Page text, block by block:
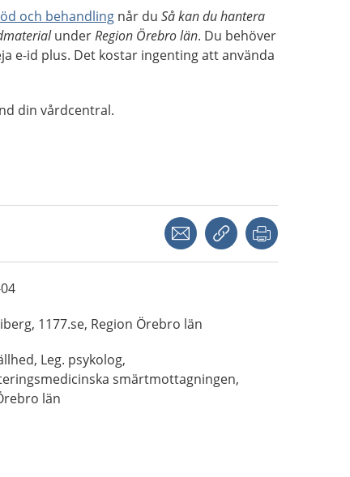
och behandling når duSå kan du hantera
underRegion Örebro län. Du behöver
e-id plus. Det kostar ingenting att använda
din vårdcentral.
Dela via mejlKopiera länk
1177.se, Region Örebro län
Leg. psykolog,
smärtmottagningen,
län